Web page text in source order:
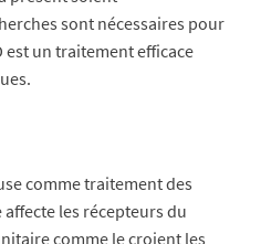
sont nécessaires pour
est un traitement efficace
comme traitement des
les récepteurs du
comme le croient les